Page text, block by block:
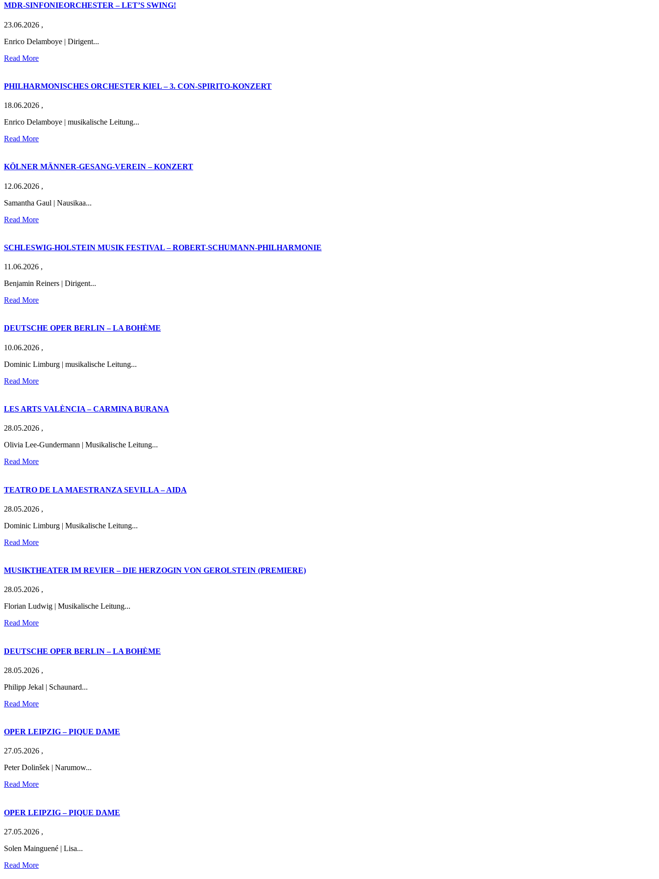
MDR-SINFONIEORCHESTER – LET’S SWING!
23.06.2026 ,
Enrico Delamboye | Dirigent...
Read More
PHILHARMONISCHES ORCHESTER KIEL – 3. CON-SPIRITO-KONZERT
18.06.2026 ,
Enrico Delamboye | musikalische Leitung...
Read More
KÖLNER MÄNNER-GESANG-VEREIN – KONZERT
12.06.2026 ,
Samantha Gaul | Nausikaa...
Read More
SCHLESWIG-HOLSTEIN MUSIK FESTIVAL – ROBERT-SCHUMANN-PHILHARMONIE
11.06.2026 ,
Benjamin Reiners | Dirigent...
Read More
DEUTSCHE OPER BERLIN – LA BOHÈME
10.06.2026 ,
Dominic Limburg | musikalische Leitung...
Read More
LES ARTS VALÈNCIA – CARMINA BURANA
28.05.2026 ,
Olivia Lee-Gundermann | Musikalische Leitung...
Read More
TEATRO DE LA MAESTRANZA SEVILLA – AIDA
28.05.2026 ,
Dominic Limburg | Musikalische Leitung...
Read More
MUSIKTHEATER IM REVIER – DIE HERZOGIN VON GEROLSTEIN (PREMIERE)
28.05.2026 ,
Florian Ludwig | Musikalische Leitung...
Read More
DEUTSCHE OPER BERLIN – LA BOHÈME
28.05.2026 ,
Philipp Jekal | Schaunard...
Read More
OPER LEIPZIG – PIQUE DAME
27.05.2026 ,
Peter Dolinšek | Narumow...
Read More
OPER LEIPZIG – PIQUE DAME
27.05.2026 ,
Solen Mainguené | Lisa...
Read More